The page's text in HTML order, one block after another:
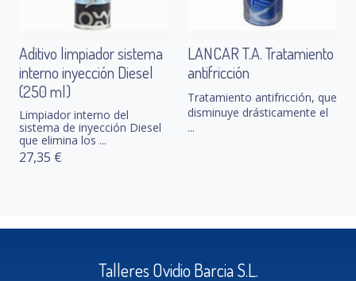
Aditivo limpiador sistema
interno inyección Diesel
(250 ml)
Limpiador interno del
sistema de inyección Diesel
que elimina los ...
27,35 €
LANCAR T.A. Tratamiento
antifricción
Tratamiento antifricción, que
disminuye drásticamente el
...
Talleres Ovidio Barcia S.L.